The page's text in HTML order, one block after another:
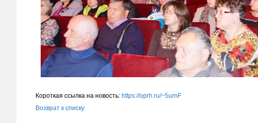
Короткая ссылка на новость: https://oprh.ru/~5urnF
Возврат к списку